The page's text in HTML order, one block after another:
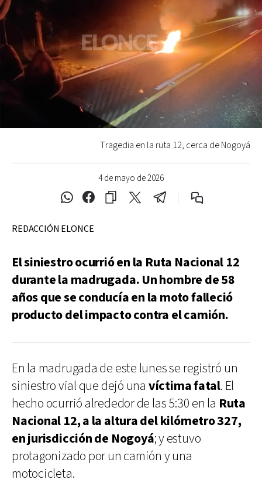
4 de mayo de 2026
Tragedia en la ruta 12, cerca de Nogoyá
REDACCIÓN ELONCE
El siniestro ocurrió en la Ruta Nacional 12
durante la madrugada. Un hombre de 58
años que se conducía en la moto falleció
producto del impacto contra el camión.
En la madrugada de este lunes se registró un
siniestro vial que dejó una víctima fatal. El
hecho ocurrió alrededor de las 5:30 en la Ruta
Nacional 12, a la altura del kilómetro 327,
en jurisdicción de Nogoyá; y estuvo
protagonizado por un camión y una
motocicleta.